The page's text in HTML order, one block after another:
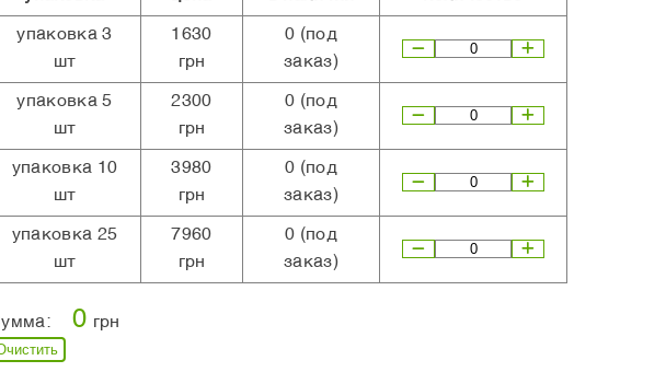
упаковка 3
шт
1630
грн
0 (под
заказ)
упаковка 5
шт
2300
грн
0 (под
заказ)
упаковка 10
шт
3980
грн
0 (под
заказ)
упаковка 25
шт
7960
грн
0 (под
заказ)
0 грн